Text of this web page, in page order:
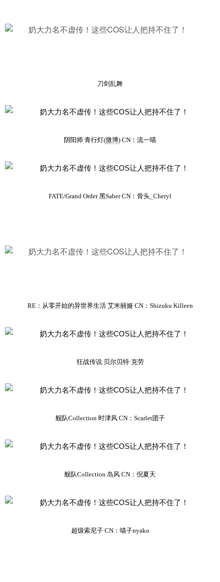
刀剑乱舞
阴阳师 青行灯(微博) CN：流一喵
FATE/Grand Order 黑Saber CN：骨头_Cheryl
RE：从零开始的异世界生活 艾米丽娅 CN：Shizuku Killeen
狂战传说 贝尔贝特·克劳
舰队Collection 时津风 CN：Scarlet团子
舰队Collection 岛风 CN：倪夏天
超级索尼子 CN：喵子nyako